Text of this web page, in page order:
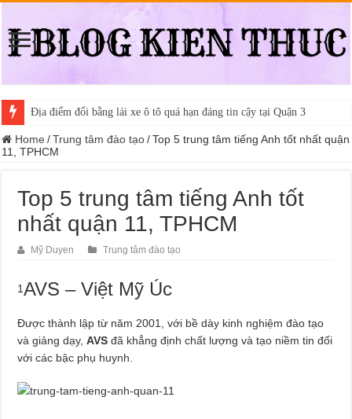
Địa điểm đổi bằng lái xe ô tô quá hạn đáng tin cậy tại Quận 3
Home / Trung tâm đào tạo / Top 5 trung tâm tiếng Anh tốt nhất quận
11, TPHCM
Top 5 trung tâm tiếng Anh tốt
nhất quận 11, TPHCM
Mỹ Duyen Trung tâm đào tạo
1 AVS – Việt Mỹ Úc
Được thành lập từ năm 2001, với bề dày kinh nghiệm đào tạo
và giảng dạy,AVS đã khẳng định chất lượng và tạo niềm tin đối
với các bậc phụ huynh.